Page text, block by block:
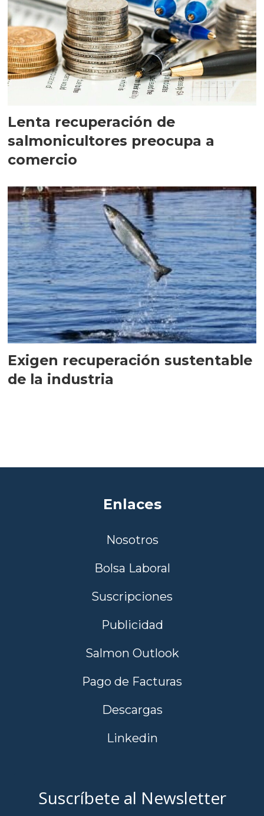
Lenta recuperación de
salmonicultores preocupa a
comercio
Exigen recuperación sustentable
de la industria
Enlaces
Nosotros
Bolsa Laboral
Suscripciones
Publicidad
Salmon Outlook
Pago de Facturas
Descargas
Linkedin
Suscríbete al Newsletter